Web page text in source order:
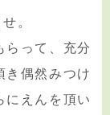
。
らって、充分
き偶然みつけ
にえんを頂い